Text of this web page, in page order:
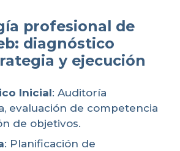
profesional de
diagnóstico
y ejecución
Inicial: Auditoría
evaluación de competencia
de objetivos.
: Planificación de